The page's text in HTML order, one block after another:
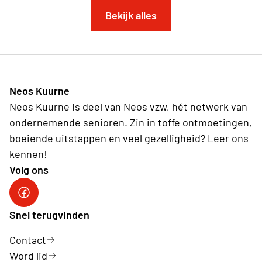
Bekijk alles
Neos Kuurne
Neos Kuurne is deel van Neos vzw, hét netwerk van
ondernemende senioren. Zin in toffe ontmoetingen,
boeiende uitstappen en veel gezelligheid? Leer ons
kennen!
Volg ons
Neos Kuurne
Snel terugvinden
Contact
Word lid